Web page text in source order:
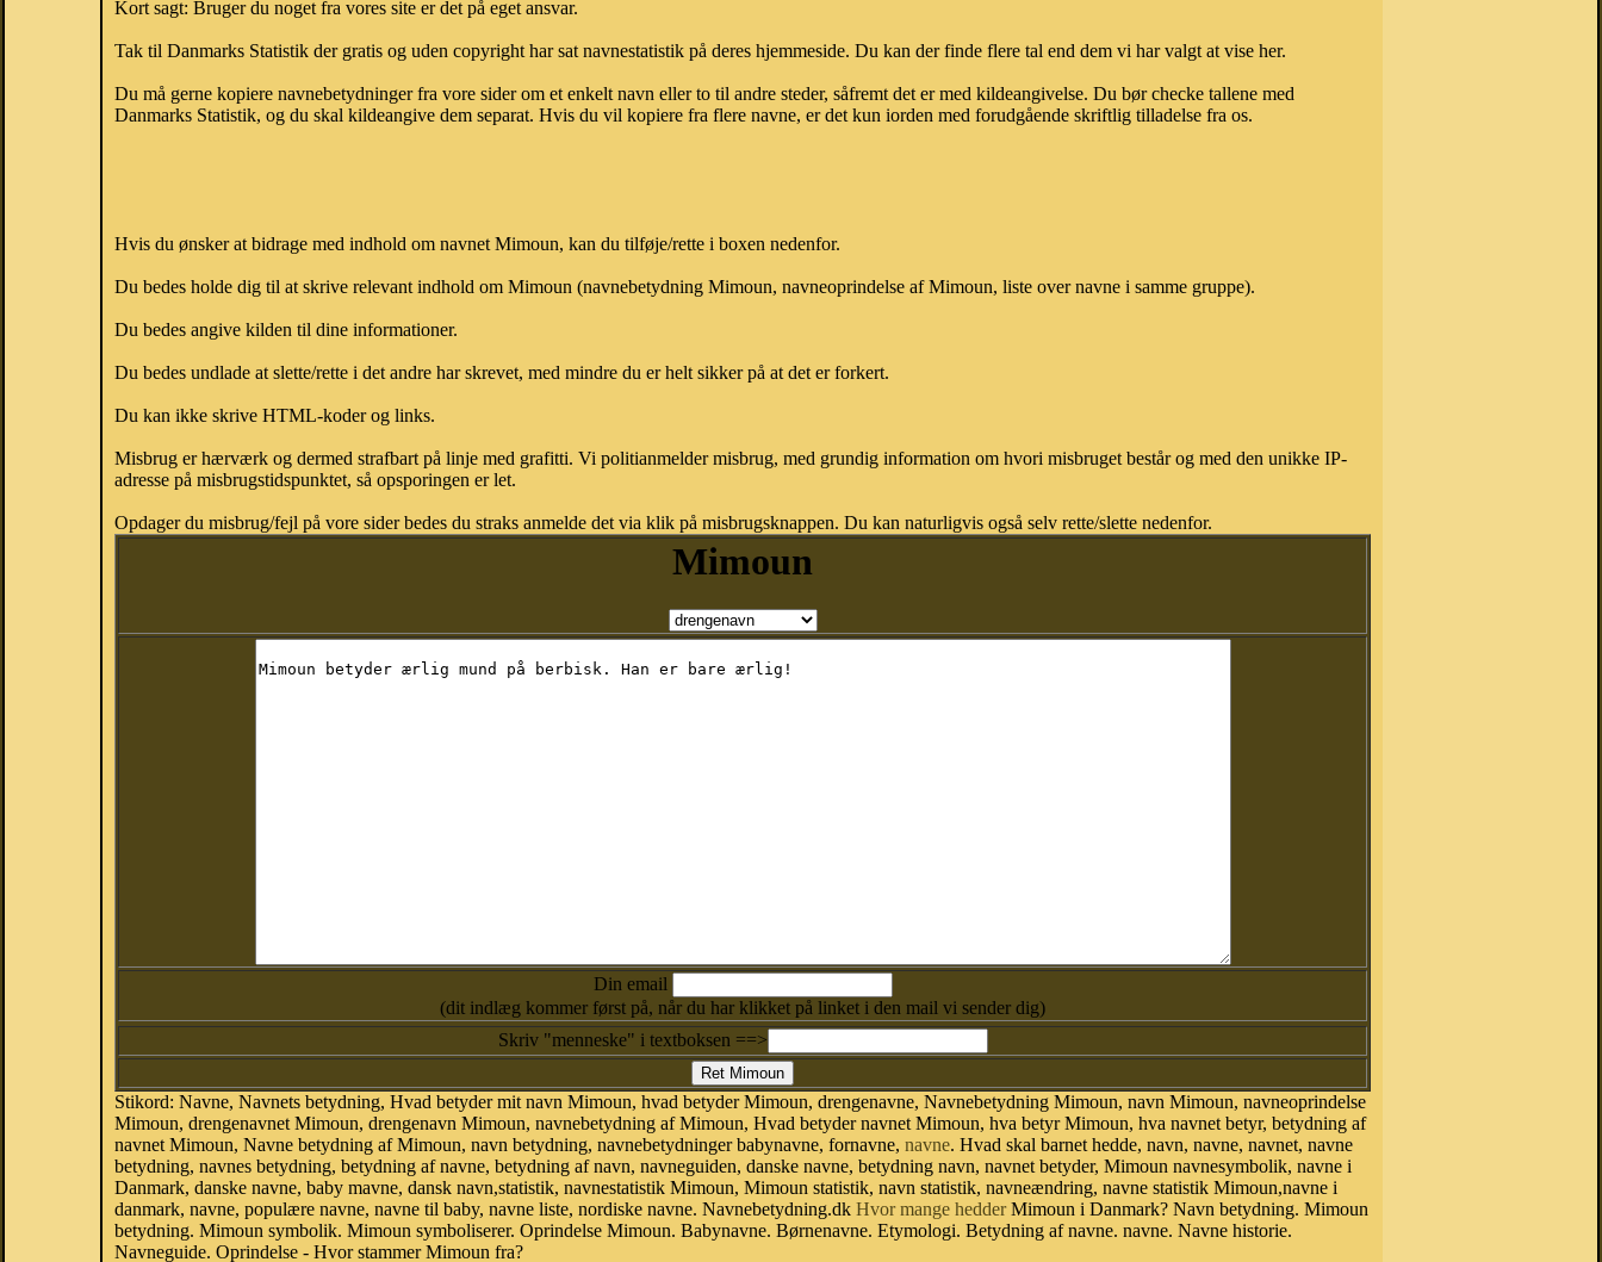
Kort sagt: Bruger du noget fra vores site er det på eget ansvar.
Tak til Danmarks Statistik der gratis og uden copyright har sat navnestatistik på deres hjemmeside. Du kan der finde flere tal end dem vi har valgt at vise her.
Du må gerne kopiere navnebetydninger fra vore sider om et enkelt navn eller to til andre steder, såfremt det er med kildeangivelse. Du bør checke tallene med
Danmarks Statistik, og du skal kildeangive dem separat. Hvis du vil kopiere fra flere navne, er det kun iorden med forudgående skriftlig tilladelse fra os.
Hvis du ønsker at bidrage med indhold om navnet Mimoun, kan du tilføje/rette i boxen nedenfor.
Du bedes holde dig til at skrive relevant indhold om Mimoun (navnebetydning Mimoun, navneoprindelse af Mimoun, liste over navne i samme gruppe).
Du bedes angive kilden til dine informationer.
Du bedes undlade at slette/rette i det andre har skrevet, med mindre du er helt sikker på at det er forkert.
Du kan ikke skrive HTML-koder og links.
Misbrug er hærværk og dermed strafbart på linje med grafitti. Vi politianmelder misbrug, med grundig information om hvori misbruget består og med den unikke IP-
adresse på misbrugstidspunktet, så opsporingen er let.
Opdager du misbrug/fejl på vore sider bedes du straks anmelde det via klik på misbrugsknappen. Du kan naturligvis også selv rette/slette nedenfor.
Mimoun
Din email
(dit indlæg kommer først på, når du har klikket på linket i den mail vi sender dig)
Skriv "menneske" i textboksen ==>
Stikord: Navne, Navnets betydning, Hvad betyder mit navn Mimoun, hvad betyder Mimoun, drengenavne, Navnebetydning Mimoun, navn Mimoun, navneoprindelse
Mimoun, drengenavnet Mimoun, drengenavn Mimoun, navnebetydning af Mimoun, Hvad betyder navnet Mimoun, hva betyr Mimoun, hva navnet betyr, betydning af
navnet Mimoun, Navne betydning af Mimoun, navn betydning, navnebetydninger babynavne, fornavne, navne. Hvad skal barnet hedde, navn, navne, navnet, navne
betydning, navnes betydning, betydning af navne, betydning af navn, navneguiden, danske navne, betydning navn, navnet betyder, Mimoun navnesymbolik, navne i
Danmark, danske navne, baby mavne, dansk navn,statistik, navnestatistik Mimoun, Mimoun statistik, navn statistik, navneændring, navne statistik Mimoun,navne i
danmark, navne, populære navne, navne til baby, navne liste, nordiske navne. Navnebetydning.dk Hvor mange hedderMimoun i Danmark? Navn betydning. Mimoun
betydning. Mimoun symbolik. Mimoun symboliserer. Oprindelse Mimoun. Babynavne. Børnenavne. Etymologi. Betydning af navne. navne. Navne historie.
Navneguide. Oprindelse - Hvor stammer Mimoun fra?